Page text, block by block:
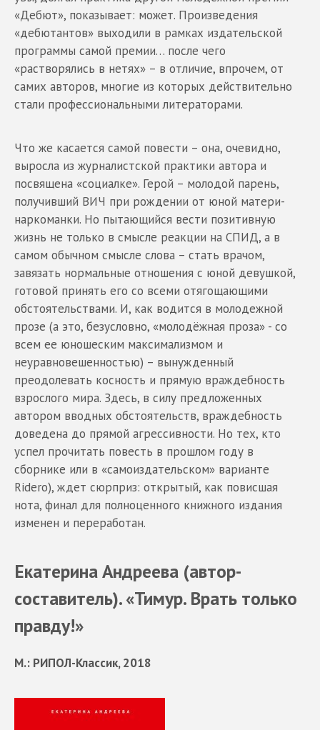
«Дебют», показывает: может. Произведения
«дебютантов» выходили в рамках издательской
программы самой премии… после чего
«растворялись в нетях» – в отличие, впрочем, от
самих авторов, многие из которых действительно
стали профессиональными литераторами.
Что же касается самой повести – она, очевидно,
выросла из журналистской практики автора и
посвящена «социалке». Герой – молодой парень,
получивший ВИЧ при рождении от юной матери-
наркоманки. Но пытающийся вести позитивную
жизнь не только в смысле реакции на СПИД, а в
самом обычном смысле слова – стать врачом,
завязать нормальные отношения с юной девушкой,
готовой принять его со всеми отягощающими
обстоятельствами. И, как водится в молодежной
прозе (а это, безусловно, «молодёжная проза» - со
всем ее юношеским максимализмом и
неуравновешенностью) – вынужденный
преодолевать косность и прямую враждебность
взрослого мира. Здесь, в силу предложенных
автором вводных обстоятельств, враждебность
доведена до прямой агрессивности. Но тех, кто
успел прочитать повесть в прошлом году в
сборнике или в «самоиздательском» варианте
Ridero), ждет сюрприз: открытый, как повисшая
нота, финал для полноценного книжного издания
изменен и переработан.
Екатерина Андреева (автор-
составитель). «Тимур. Врать только
правду!»
М.: РИПОЛ-Классик, 2018